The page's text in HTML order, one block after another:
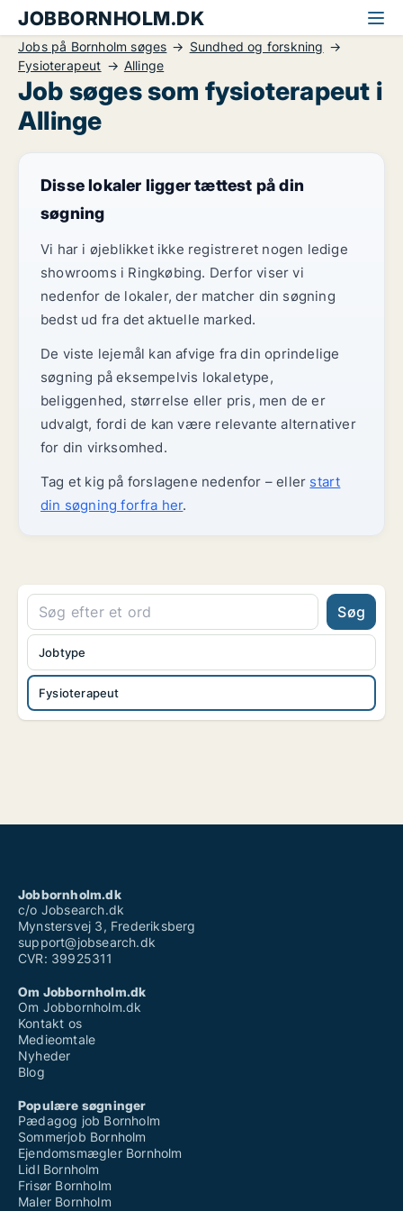
JOBBORNHOLM.DK
Jobs på Bornholm søges
Sundhed og forskning
Fysioterapeut
Allinge
Job søges som fysioterapeut i
Allinge
Disse lokaler ligger tættest på din
søgning
Vi har i øjeblikket ikke registreret nogen ledige
showrooms i Ringkøbing. Derfor viser vi
nedenfor de lokaler, der matcher din søgning
bedst ud fra det aktuelle marked.
De viste lejemål kan afvige fra din oprindelige
søgning på eksempelvis lokaletype,
beliggenhed, størrelse eller pris, men de er
udvalgt, fordi de kan være relevante alternativer
for din virksomhed.
Tag et kig på forslagene nedenfor – eller start
din søgning forfra her.
Søg
Fysioterapeut
Jobtype
Jobbornholm.dk
c/o Jobsearch.dk
Mynstersvej 3, Frederiksberg
support@jobsearch.dk
CVR: 39925311
Om Jobbornholm.dk
Om Jobbornholm.dk
Kontakt os
Medieomtale
Nyheder
Blog
Populære søgninger
Pædagog job Bornholm
Sommerjob Bornholm
Ejendomsmægler Bornholm
Lidl Bornholm
Frisør Bornholm
Maler Bornholm